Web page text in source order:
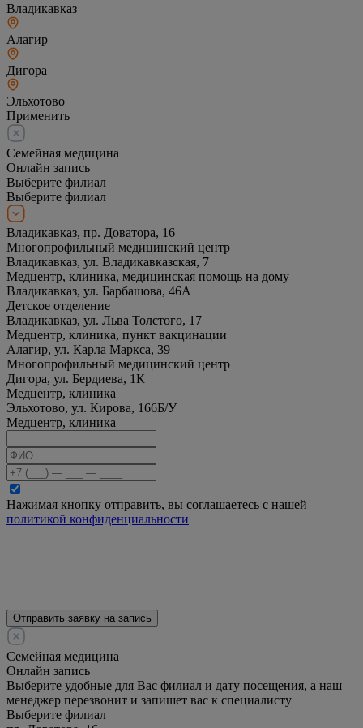
Владикавказ
Алагир
Дигора
Эльхотово
Применить
Семейная медицина
Онлайн запись
Выберите филиал
Выберите филиал
Владикавказ, пр. Доватора, 16
Многопрофильный медицинский центр
Владикавказ, ул. Владикавказская, 7
Медцентр, клиника, медицинская помощь на дому
Владикавказ, ул. Барбашова, 46А
Детское отделение
Владикавказ, ул. Льва Толстого, 17
Медцентр, клиника, пункт вакцинации
Алагир, ул. Карла Маркса, 39
Многопрофильный медицинский центр
Дигора, ул. Бердиева, 1К
Медцентр, клиника
Эльхотово, ул. Кирова, 166Б/У
Медцентр, клиника
Нажимая кнопку отправить, вы соглашаетесь с нашей
политикой конфиденциальности
Отправить заявку на запись
Семейная медицина
Онлайн запись
Выберите удобные для Вас филиал и дату посещения, а наш
менеджер перезвонит и запишет вас к специалисту
Выберите филиал